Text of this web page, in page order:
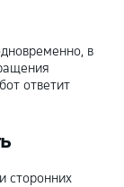
в
ответит
сторонних